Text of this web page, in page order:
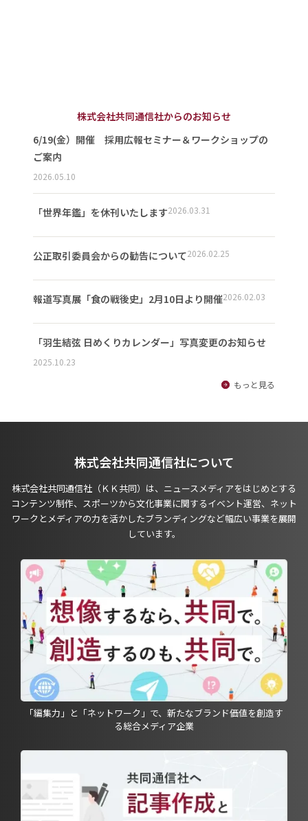
株式会社共同通信社からのお知らせ
6/19(金）開催 採用広報セミナー＆ワークショップの
ご案内
2026.05.10
「世界年鑑」を休刊いたします2026.03.31
公正取引委員会からの勧告について2026.02.25
報道写真展「食の戦後史」2月10日より開催2026.02.03
「羽生結弦 日めくりカレンダー」写真変更のお知らせ
2025.10.23
もっと見る
株式会社共同通信社について
株式会社共同通信社（ＫＫ共同）は、ニュースメディアをはじめとする
コンテンツ制作、スポーツから文化事業に関するイベント運営、ネット
ワークとメディアの力を活かしたブランディングなど幅広い事業を展開
しています。
「編集力」と「ネットワーク」で、新たなブランド価値を創造す
る総合メディア企業